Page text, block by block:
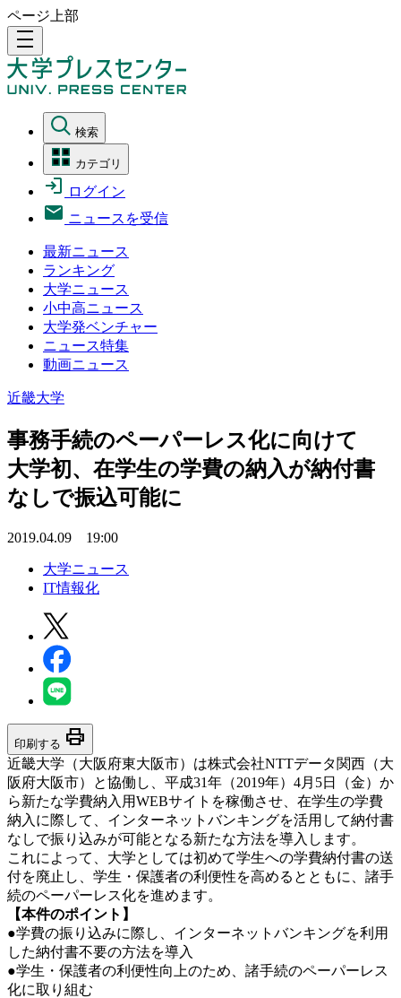
ページ上部
density_medium
検索
カテゴリ
ログイン
ニュースを受信
最新ニュース
ランキング
大学ニュース
小中高ニュース
大学発ベンチャー
ニュース特集
動画ニュース
近畿大学
事務手続のペーパーレス化に向けて
大学初、在学生の学費の納入が納付書
なしで振込可能に
2019.04.09 19:00
大学ニュース
IT情報化
印刷する print
近畿大学（大阪府東大阪市）は株式会社NTTデータ関西（大
阪府大阪市）と協働し、平成31年（2019年）4月5日（金）か
ら新たな学費納入用WEBサイトを稼働させ、在学生の学費
納入に際して、インターネットバンキングを活用して納付書
なしで振り込みが可能となる新たな方法を導入します。
これによって、大学としては初めて学生への学費納付書の送
付を廃止し、学生・保護者の利便性を高めるとともに、諸手
続のペーパーレス化を進めます。
【本件のポイント】
●学費の振り込みに際し、インターネットバンキングを利用
した納付書不要の方法を導入
●学生・保護者の利便性向上のため、諸手続のペーパーレス
化に取り組む